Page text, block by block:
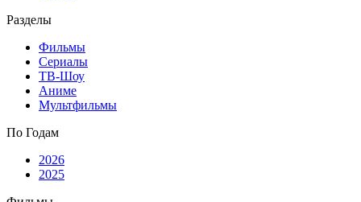
Разделы
Фильмы
Сериалы
ТВ-Шоу
Аниме
Мультфильмы
По Годам
2026
2025